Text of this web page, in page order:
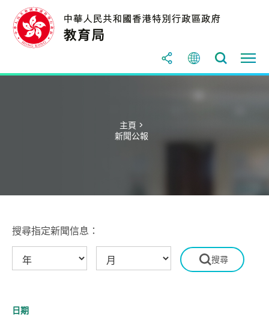
主頁 >
新聞公報
搜尋指定新聞信息：
日期